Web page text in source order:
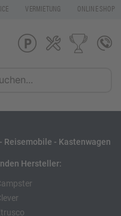
VERMIETUNG ONLINE SHOP
Reisemobile - Kastenwagen
Hersteller: